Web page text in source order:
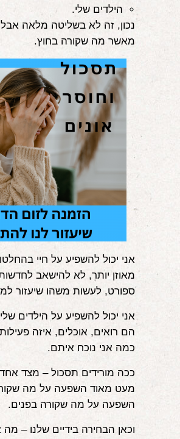
הילדים שלי.
נכון, זה לא בשליטה מלאה
מאשר מה שקורה בחוץ.
אני יכול להשפיע על חיי
מאוזן יותר, לא להישאב
ספורט, לעשות משהו שיעזור
אני יכול להשפיע על הילדים
הם רואים, אוכלים, איזה
כמה אני נוכח איתם.
ככה מורידים תסכול – מצד
מעט מאוד השפעה על מה
השפעה על מה שקורה בפנים.
וכאן הבחירה בידיים שלנו – מה